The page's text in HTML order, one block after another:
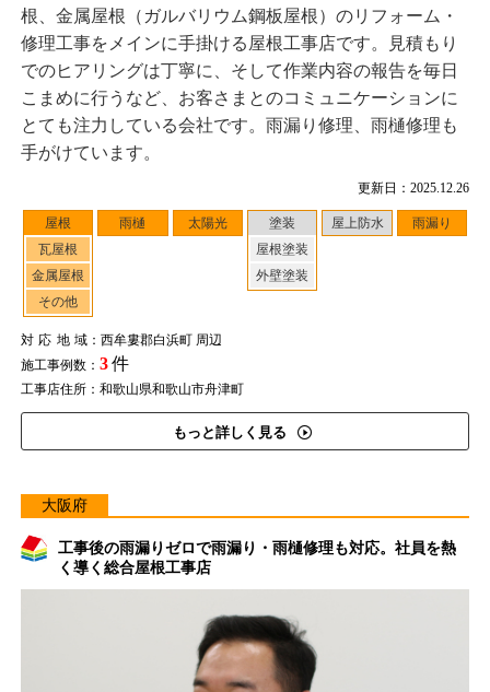
更新日：2025.12.26
屋根
瓦屋根
金属屋根
その他
雨樋 太陽光
塗装
屋根塗装
外壁塗装
屋上防水 雨漏り
対応地域：西牟婁郡白浜町 周辺
施工事例数： 3件
工事店住所：和歌山県和歌山市舟津町
もっと詳しく見る
根、金属屋根（ガルバリウム鋼板屋根）のリフォーム・
修理工事をメインに手掛ける屋根工事店です。見積もり
でのヒアリングは丁寧に、そして作業内容の報告を毎日
こまめに行うなど、お客さまとのコミュニケーションに
とても注力している会社です。雨漏り修理、雨樋修理も
手がけています。
大阪府
工事後の雨漏りゼロで雨漏り・雨樋修理も対応。社員を熱
く導く総合屋根工事店